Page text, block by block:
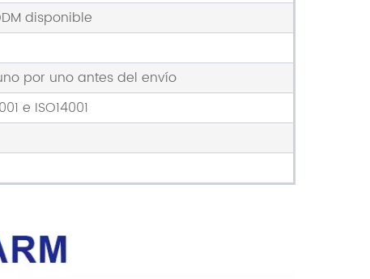
disponible
por uno antes del envío
e ISO14001